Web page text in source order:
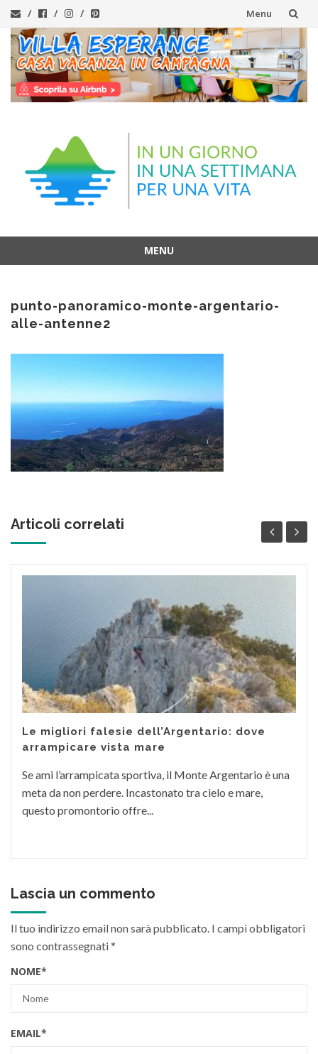
Menu
Vai
al
contenuto
MENU
contenuto
punto-panoramico-monte-argentario-
alle-antenne2
Articoli correlati
Le migliori falesie dell’Argentario: dove
arrampicare vista mare
Se ami l’arrampicata sportiva, il Monte Argentario è una
meta da non perdere. Incastonato tra cielo e mare,
questo promontorio offre...
Lascia un commento
Il tuo indirizzo email non sarà pubblicato. I campi obbligatori
sono contrassegnati*
NOME*
EMAIL*